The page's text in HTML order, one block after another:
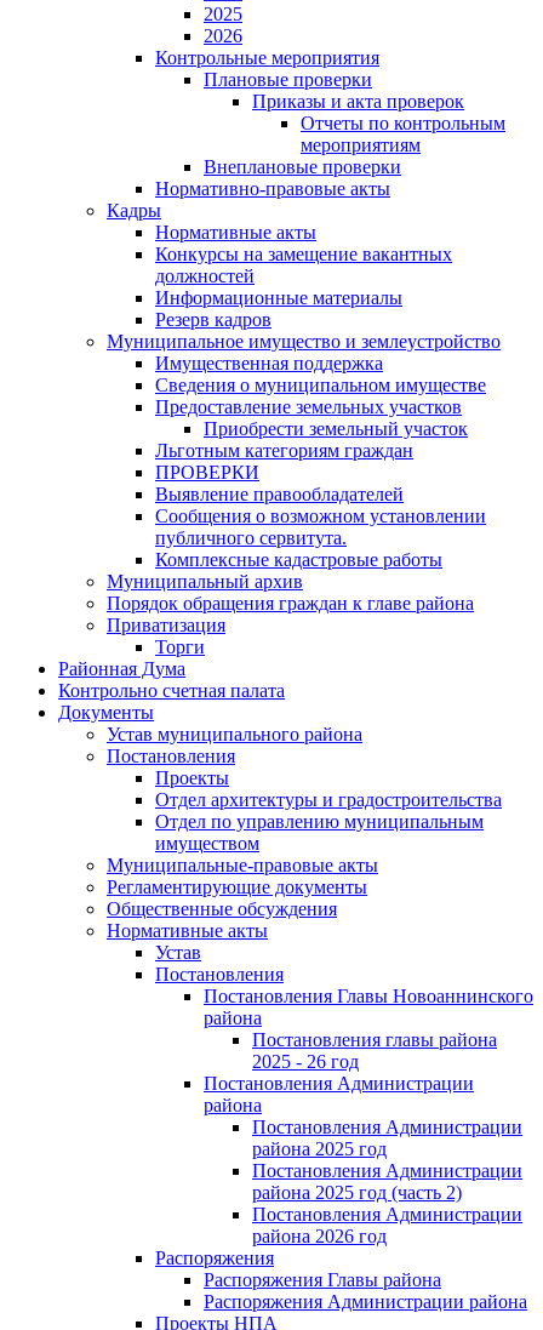
2025
2026
Контрольные мероприятия
Плановые проверки
Приказы и акта проверок
Отчеты по контрольным
мероприятиям
Внеплановые проверки
Нормативно-правовые акты
Кадры
Нормативные акты
Конкурсы на замещение вакантных
должностей
Информационные материалы
Резерв кадров
Муниципальное имущество и землеустройство
Имущественная поддержка
Сведения о муниципальном имуществе
Предоставление земельных участков
Приобрести земельный участок
Льготным категориям граждан
ПРОВЕРКИ
Выявление правообладателей
Сообщения о возможном установлении
публичного сервитута.
Комплексные кадастровые работы
Муниципальный архив
Порядок обращения граждан к главе района
Приватизация
Торги
Районная Дума
Контрольно счетная палата
Документы
Устав муниципального района
Постановления
Проекты
Отдел архитектуры и градостроительства
Отдел по управлению муниципальным
имуществом
Муниципальные-правовые акты
Регламентирующие документы
Общественные обсуждения
Нормативные акты
Устав
Постановления
Постановления Главы Новоаннинского
района
Постановления главы района
2025 - 26 год
Постановления Администрации
района
Постановления Администрации
района 2025 год
Постановления Администрации
района 2025 год (часть 2)
Постановления Администрации
района 2026 год
Распоряжения
Распоряжения Главы района
Распоряжения Администрации района
Проекты НПА